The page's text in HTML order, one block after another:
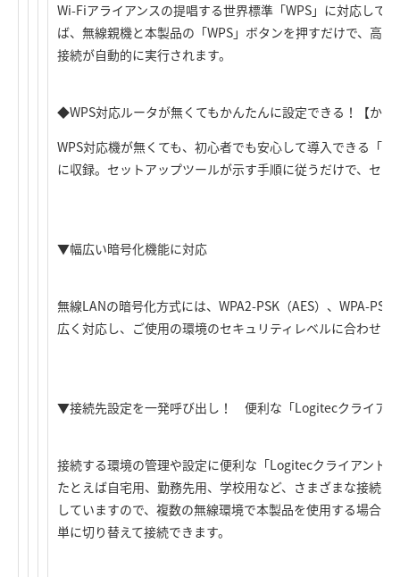
Wi-Fiアライアンスの提唱する世界標準「WPS」に対応して
ば、無線親機と本製品の「WPS」ボタンを押すだけで、高
接続が自動的に実行されます。
◆WPS対応ルータが無くてもかんたんに設定できる！【か
WPS対応機が無くても、初心者でも安心して導入できる「
に収録。セットアップツールが示す手順に従うだけで、セッ
▼幅広い暗号化機能に対応
無線LANの暗号化方式には、WPA2-PSK（AES）、WPA-
広く対応し、ご使用の環境のセキュリティレベルに合わせて
▼接続先設定を一発呼び出し！ 便利な「Logitecクライアン
接続する環境の管理や設定に便利な「Logitecクライアント
たとえば自宅用、勤務先用、学校用など、さまざまな接続
していますので、複数の無線環境で本製品を使用する場合
単に切り替えて接続できます。